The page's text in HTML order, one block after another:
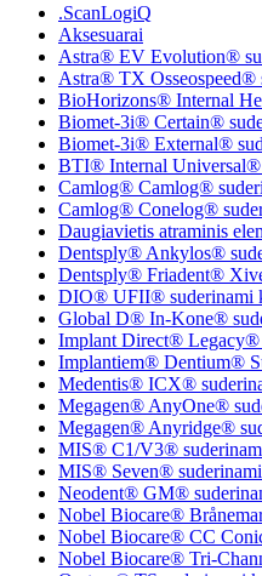
.ScanLogiQ
Aksesuarai
Astra® EV Evolution®
Astra® TX Osseospeed®
BioHorizons® Internal
Biomet-3i® Certain®
Biomet-3i® External®
BTI® Internal Universal®
Camlog® Camlog®
Camlog® Conelog®
Daugiavietis atraminis
Dentsply® Ankylos®
Dentsply® Friadent®
DIO® UFII® suderinami
Global D® In-Kone®
Implant Direct® Legacy®
Implantiem® Dentium®
Medentis® ICX®
Megagen® AnyOne®
Megagen® Anyridge®
MIS® C1/V3®
MIS® Seven®
Neodent® GM®
Nobel Biocare®
Nobel Biocare® CC
Nobel Biocare® Tri-